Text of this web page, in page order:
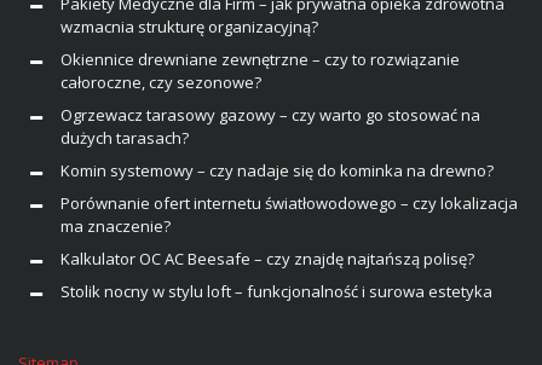
wzmacnia strukturę organizacyjną?
Okiennice drewniane zewnętrzne – czy to rozwiązanie
całoroczne, czy sezonowe?
Ogrzewacz tarasowy gazowy – czy warto go stosować na
dużych tarasach?
Komin systemowy – czy nadaje się do kominka na drewno?
Porównanie ofert internetu światłowodowego – czy lokalizacja
ma znaczenie?
Kalkulator OC AC Beesafe – czy znajdę najtańszą polisę?
Stolik nocny w stylu loft – funkcjonalność i surowa estetyka